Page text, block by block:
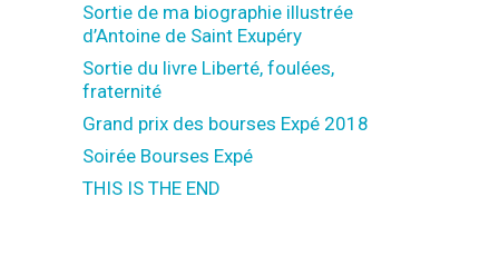
Sortie de ma biographie illustrée
d’Antoine de Saint Exupéry
Sortie du livre Liberté, foulées,
fraternité
Grand prix des bourses Expé 2018
Soirée Bourses Expé
THIS IS THE END